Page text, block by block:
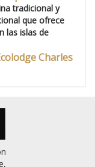
tradicional y
que ofrece
las islas de
Charles